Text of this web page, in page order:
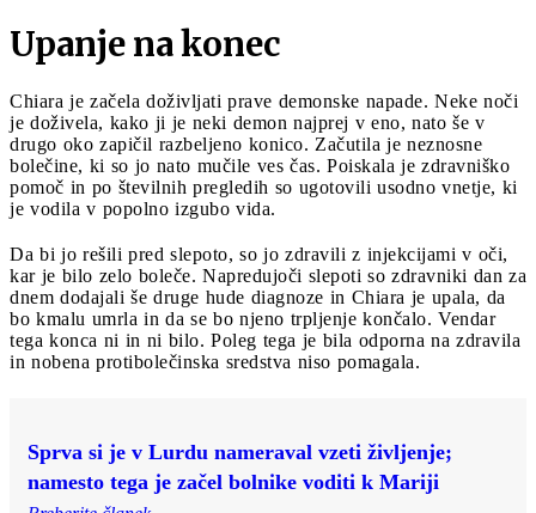
Upanje na konec
Chiara je začela doživljati prave demonske napade. Neke noči
je doživela, kako ji je neki demon najprej v eno, nato še v
drugo oko zapičil razbeljeno konico. Začutila je neznosne
bolečine, ki so jo nato mučile ves čas. Poiskala je zdravniško
pomoč in po številnih pregledih so ugotovili usodno vnetje, ki
je vodila v popolno izgubo vida.
Da bi jo rešili pred slepoto, so jo zdravili z injekcijami v oči,
kar je bilo zelo boleče. Napredujoči slepoti so zdravniki dan za
dnem dodajali še druge hude diagnoze in Chiara je upala, da
bo kmalu umrla in da se bo njeno trpljenje končalo. Vendar
tega konca ni in ni bilo. Poleg tega je bila odporna na zdravila
in nobena protibolečinska sredstva niso pomagala.
Sprva si je v Lurdu nameraval vzeti življenje;
namesto tega je začel bolnike voditi k Mariji